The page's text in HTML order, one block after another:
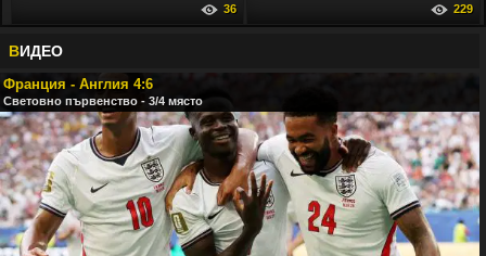
36 229
ВИДЕО
Франция - Англия 4:6
Световно първенство - 3/4 място